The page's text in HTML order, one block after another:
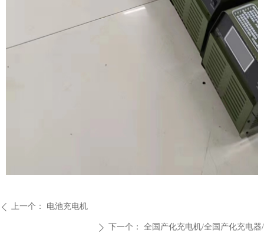
ꄴ 上一个： 电池充电机
ꄲ 下一个： 全国产化充电机/全国产化充电器/